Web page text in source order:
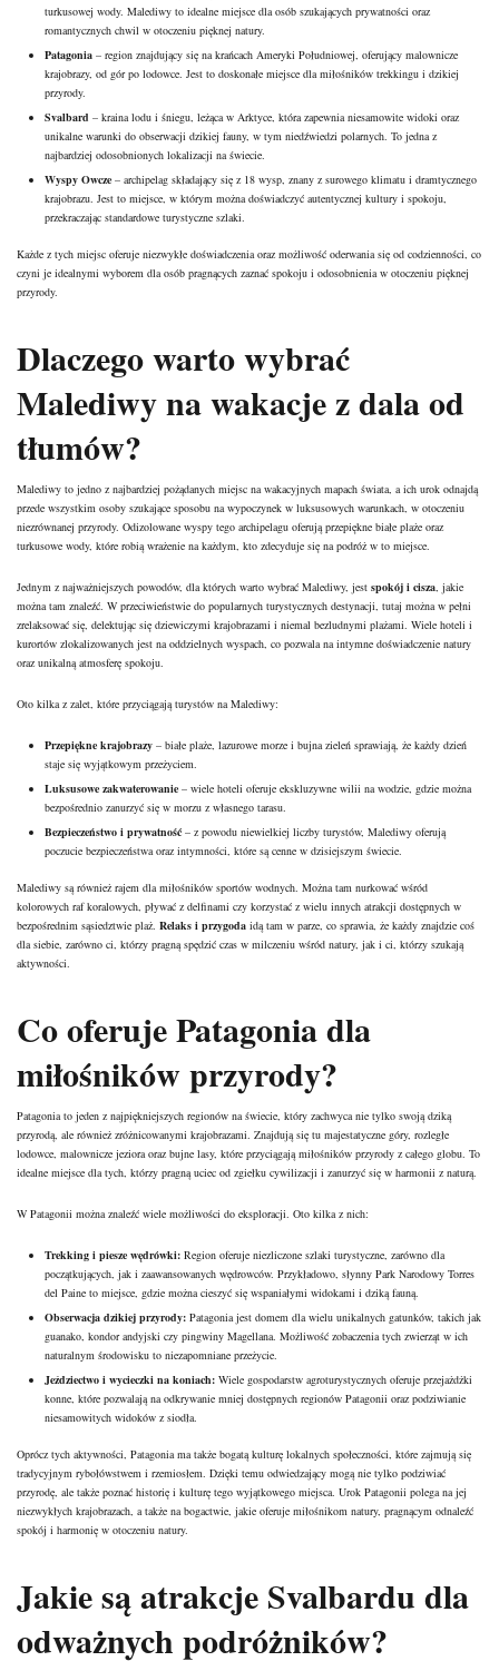
turkusowej wody. Malediwy to idealne miejsce dla osób szukających prywatności oraz
romantycznych chwil w otoczeniu pięknej natury.
Patagonia – region znajdujący się na krańcach Ameryki Południowej, oferujący malownicze
krajobrazy, od gór po lodowce. Jest to doskonałe miejsce dla miłośników trekkingu i dzikiej
przyrody.
Svalbard – kraina lodu i śniegu, leżąca w Arktyce, która zapewnia niesamowite widoki oraz
unikalne warunki do obserwacji dzikiej fauny, w tym niedźwiedzi polarnych. To jedna z
najbardziej odosobnionych lokalizacji na świecie.
Wyspy Owcze – archipelag składający się z 18 wysp, znany z surowego klimatu i dramtycznego
krajobrazu. Jest to miejsce, w którym można doświadczyć autentycznej kultury i spokoju,
przekraczając standardowe turystyczne szlaki.
Każde z tych miejsc oferuje niezwykłe doświadczenia oraz możliwość oderwania się od codzienności, co
czyni je idealnymi wyborem dla osób pragnących zaznać spokoju i odosobnienia w otoczeniu pięknej
przyrody.
Dlaczego warto wybrać
Malediwy na wakacje z dala od
tłumów?
Malediwy to jedno z najbardziej pożądanych miejsc na wakacyjnych mapach świata, a ich urok odnajdą
przede wszystkim osoby szukające sposobu na wypoczynek w luksusowych warunkach, w otoczeniu
niezrównanej przyrody. Odizolowane wyspy tego archipelagu oferują przepiękne białe plaże oraz
turkusowe wody, które robią wrażenie na każdym, kto zdecyduje się na podróż w to miejsce.
Jednym z najważniejszych powodów, dla których warto wybrać Malediwy, jest spokój i cisza , jakie
można tam znaleźć. W przeciwieństwie do popularnych turystycznych destynacji, tutaj można w pełni
zrelaksować się, delektując się dziewiczymi krajobrazami i niemal bezludnymi plażami. Wiele hoteli i
kurortów zlokalizowanych jest na oddzielnych wyspach, co pozwala na intymne doświadczenie natury
oraz unikalną atmosferę spokoju.
Oto kilka z zalet, które przyciągają turystów na Malediwy:
Przepiękne krajobrazy – białe plaże, lazurowe morze i bujna zieleń sprawiają, że każdy dzień
staje się wyjątkowym przeżyciem.
Luksusowe zakwaterowanie – wiele hoteli oferuje ekskluzywne wilii na wodzie, gdzie można
bezpośrednio zanurzyć się w morzu z własnego tarasu.
Bezpieczeństwo i prywatność – z powodu niewielkiej liczby turystów, Malediwy oferują
poczucie bezpieczeństwa oraz intymności, które są cenne w dzisiejszym świecie.
Malediwy są również rajem dla miłośników sportów wodnych. Można tam nurkować wśród
kolorowych raf koralowych, pływać z delfinami czy korzystać z wielu innych atrakcji dostępnych w
bezpośrednim sąsiedztwie plaż. Relaks i przygoda idą tam w parze, co sprawia, że każdy znajdzie coś
dla siebie, zarówno ci, którzy pragną spędzić czas w milczeniu wśród natury, jak i ci, którzy szukają
aktywności.
Co oferuje Patagonia dla
miłośników przyrody?
Patagonia to jeden z najpiękniejszych regionów na świecie, który zachwyca nie tylko swoją dziką
przyrodą, ale również zróżnicowanymi krajobrazami. Znajdują się tu majestatyczne góry, rozległe
lodowce, malownicze jeziora oraz bujne lasy, które przyciągają miłośników przyrody z całego globu. To
idealne miejsce dla tych, którzy pragną uciec od zgiełku cywilizacji i zanurzyć się w harmonii z naturą.
W Patagonii można znaleźć wiele możliwości do eksploracji. Oto kilka z nich:
Trekking i piesze wędrówki: Region oferuje niezliczone szlaki turystyczne, zarówno dla
początkujących, jak i zaawansowanych wędrowców. Przykładowo, słynny Park Narodowy Torres
del Paine to miejsce, gdzie można cieszyć się wspaniałymi widokami i dziką fauną.
Obserwacja dzikiej przyrody: Patagonia jest domem dla wielu unikalnych gatunków, takich jak
guanako, kondor andyjski czy pingwiny Magellana. Możliwość zobaczenia tych zwierząt w ich
naturalnym środowisku to niezapomniane przeżycie.
Jeździectwo i wycieczki na koniach: Wiele gospodarstw agroturystycznych oferuje przejażdżki
konne, które pozwalają na odkrywanie mniej dostępnych regionów Patagonii oraz podziwianie
niesamowitych widoków z siodła.
Oprócz tych aktywności, Patagonia ma także bogatą kulturę lokalnych społeczności, które zajmują się
tradycyjnym rybołówstwem i rzemiosłem. Dzięki temu odwiedzający mogą nie tylko podziwiać
przyrodę, ale także poznać historię i kulturę tego wyjątkowego miejsca. Urok Patagonii polega na jej
niezwykłych krajobrazach, a także na bogactwie, jakie oferuje miłośnikom natury, pragnącym odnaleźć
spokój i harmonię w otoczeniu natury.
Jakie są atrakcje Svalbardu dla
odważnych podróżników?